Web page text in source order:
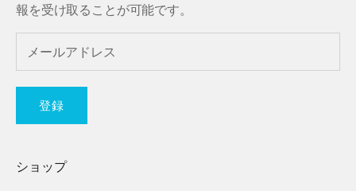
報を受け取ることが可能です。
登録
ショップ